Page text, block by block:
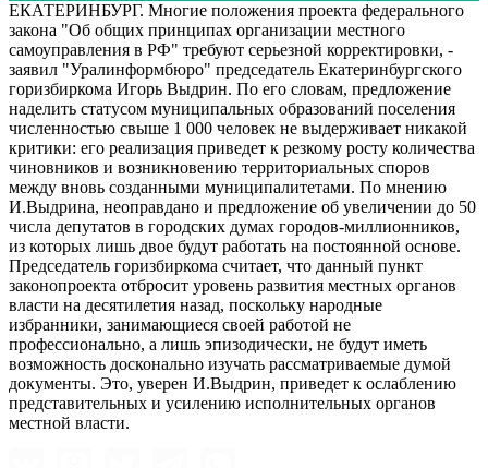
ЕКАТЕРИНБУРГ. Многие положения проекта федерального
закона "Об общих принципах организации местного
самоуправления в РФ" требуют серьезной корректировки, -
заявил "Уралинформбюро" председатель Екатеринбургского
горизбиркома Игорь Выдрин. По его словам, предложение
наделить статусом муниципальных образований поселения
численностью свыше 1 000 человек не выдерживает никакой
критики: его реализация приведет к резкому росту количества
чиновников и возникновению территориальных споров
между вновь созданными муниципалитетами. По мнению
И.Выдрина, неоправдано и предложение об увеличении до 50
числа депутатов в городских думах городов-миллионников,
из которых лишь двое будут работать на постоянной основе.
Председатель горизбиркома считает, что данный пункт
законопроекта отбросит уровень развития местных органов
власти на десятилетия назад, поскольку народные
избранники, занимающиеся своей работой не
профессионально, а лишь эпизодически, не будут иметь
возможность досконально изучать рассматриваемые думой
документы. Это, уверен И.Выдрин, приведет к ослаблению
представительных и усилению исполнительных органов
местной власти.